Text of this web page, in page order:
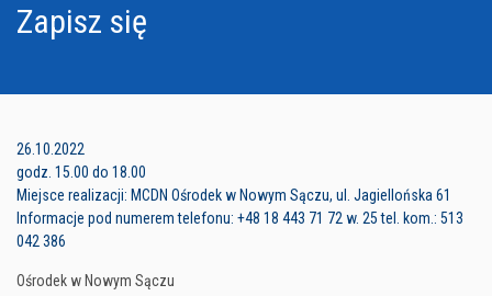
Zapisz się
26.10.2022
godz. 15.00 do 18.00
Miejsce realizacji: MCDN Ośrodek w Nowym Sączu, ul. Jagiellońska 61
Informacje pod numerem telefonu: +48 18 443 71 72 w. 25 tel. kom.: 513
042 386
Ośrodek w Nowym Sączu
Ośrodek w Tarnowie